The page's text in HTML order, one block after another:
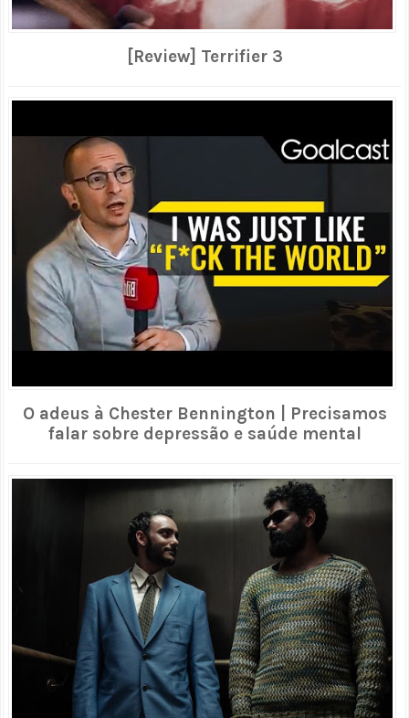
[Review] Terrifier 3
O adeus à Chester Bennington | Precisamos
falar sobre depressão e saúde mental